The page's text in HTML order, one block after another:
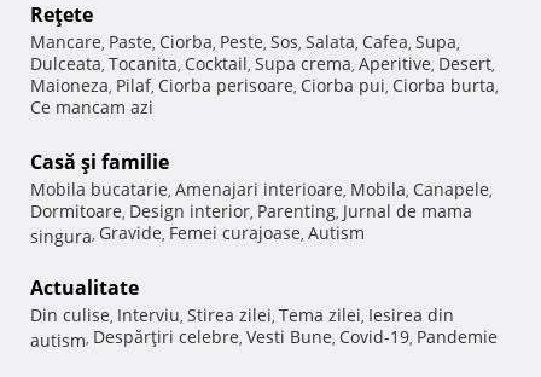
Reţete
Mancare, Paste, Ciorba, Peste, Sos, Salata, Cafea, Supa,
Dulceata, Tocanita, Cocktail, Supa crema, Aperitive, Desert,
Maioneza, Pilaf, Ciorba perisoare, Ciorba pui, Ciorba burta,
Ce mancam azi
Casă şi familie
Mobila bucatarie, Amenajari interioare, Mobila, Canapele,
Dormitoare, Design interior, Parenting, Jurnal de mama
singura, Gravide, Femei curajoase, Autism
Actualitate
Din culise, Interviu, Stirea zilei, Tema zilei, Iesirea din
autism, Despărţiri celebre, Vesti Bune, Covid-19, Pandemie